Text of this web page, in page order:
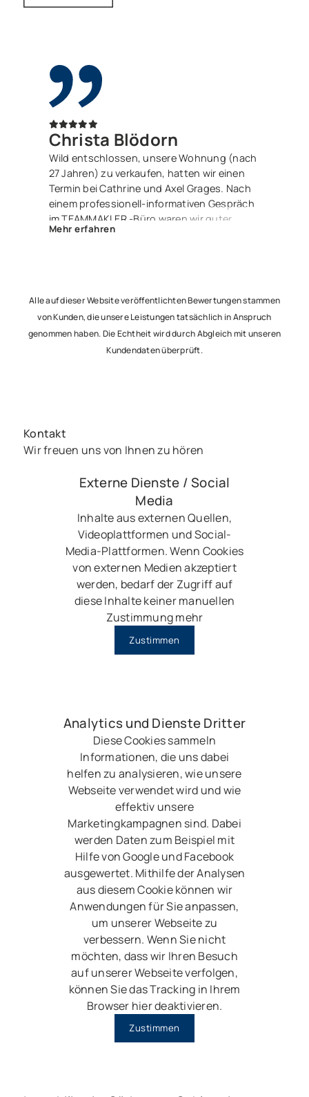
Christa Blödorn
Wild entschlossen, unsere Wohnung (nach
27 Jahren) zu verkaufen, hatten wir einen
Termin bei Cathrine und Axel Grages. Nach
einem professionell-informativen Gespräch
im TEAMMAKLER -Büro waren wir guter
Dinge. Und zu recht – denn Herr Luis
Ereignisse und Aktivitäten informiert. Nur 2
Monate später saßen wir nun alle – glücklich
und zufrieden – beim Notar, um den Vertrag
zu unterzeichnen und freuen uns jetzt
schon auf die Übergabe an unsere netten
Mehr erfahren
Alle auf dieser Website veröffentlichten Bewertungen stammen
von Kunden, die unsere Leistungen tatsächlich in Anspruch
genommen haben. Die Echtheit wird durch Abgleich mit unseren
Kundendaten überprüft.
Kontakt
Wir freuen uns von Ihnen zu hören
Externe Dienste / Social
Media
Inhalte aus externen Quellen,
Videoplattformen und Social-
Media-Plattformen. Wenn Cookies
von externen Medien akzeptiert
werden, bedarf der Zugriff auf
diese Inhalte keiner manuellen
Zustimmung mehr
Zustimmen
Analytics und Dienste Dritter
Diese Cookies sammeln
Informationen, die uns dabei
helfen zu analysieren, wie unsere
Webseite verwendet wird und wie
effektiv unsere
Marketingkampagnen sind. Dabei
werden Daten zum Beispiel mit
Hilfe von Google und Facebook
ausgewertet. Mithilfe der Analysen
aus diesem Cookie können wir
Anwendungen für Sie anpassen,
um unserer Webseite zu
verbessern. Wenn Sie nicht
möchten, dass wir Ihren Besuch
auf unserer Webseite verfolgen,
können Sie das Tracking in Ihrem
Browser hier deaktivieren.
Zustimmen